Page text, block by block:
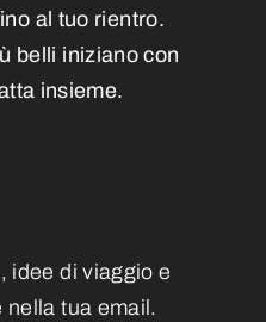
al tuo rientro.
belli iniziano con
insieme.
idee di viaggio e
tua email.